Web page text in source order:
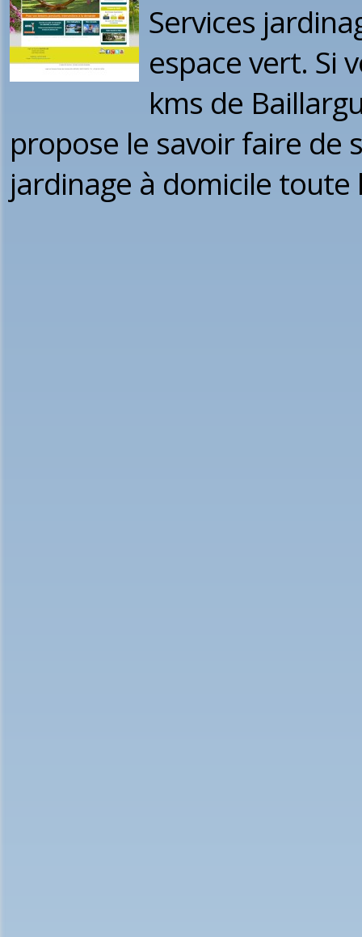
Services
espace vert. Si
kms de
propose le savoir faire de
jardinage à domicile toute